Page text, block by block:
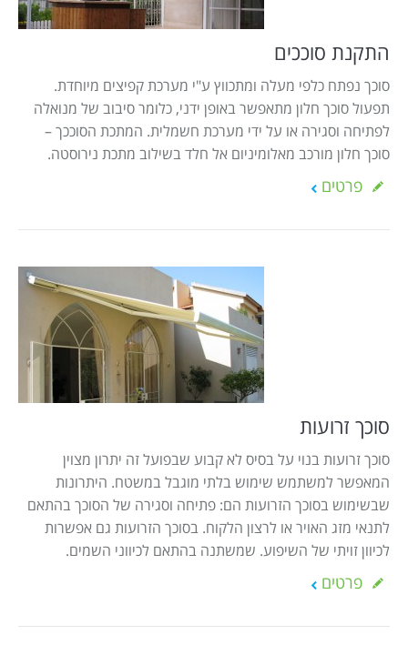
צור קשר
Israel construction
הוסף עסק
מדיניות עוגיות
מדיניות הפרטיות
footer
התקנת סוככים
סוכך נפתח כלפי מעלה ומתכווץ ע"י מערכת קפיצים מיוחדת.
תפעול סוכך חלון מתאפשר באופן ידני, כלומר סיבוב של מנואלה
לפתיחה וסגירה או על ידי מערכת חשמלית. המתכת הסוככך –
סוכך חלון מורכב מאלומיניום אל חלד בשילוב מתכת נירוסטה.
פרטים
סוכך זרועות
סוכך זרועות בנוי על בסיס לא קבוע שבפועל זה יתרון מצוין
המאפשר למשתמש שימוש בלתי מוגבל במשטח. היתרונות
שבשימוש בסוכך הזרועות הם: פתיחה וסגירה של הסוכך בהתאם
לתנאי מזג האויר או לרצון הלקוח. בסוכך הזרועות גם אפשרות
לכיוון זויתי של השיפוע. שמשתנה בהתאם לכיווני השמים.
פרטים